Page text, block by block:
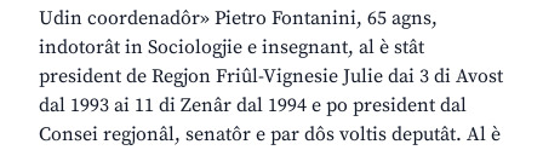
Udin coordenadôr» Pietro Fontanini, 65 agns,
indotorât in Sociologjie e insegnant, al è stât
president de Regjon Friûl-Vignesie Julie dai 3 di Avost
dal 1993 ai 11 di Zenâr dal 1994 e po president dal
Consei regjonâl, senatôr e par dôs voltis deputât. Al è